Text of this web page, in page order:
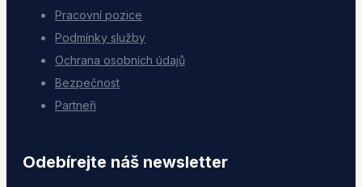
Pracovní pozice
Podmínky služby
Ochrana osobních údajů
Bezpečnost
Partneři
Odebírejte náš newsletter